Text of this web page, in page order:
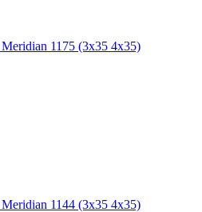
1175 (3х35 4x35)
1144 (3х35 4x35)